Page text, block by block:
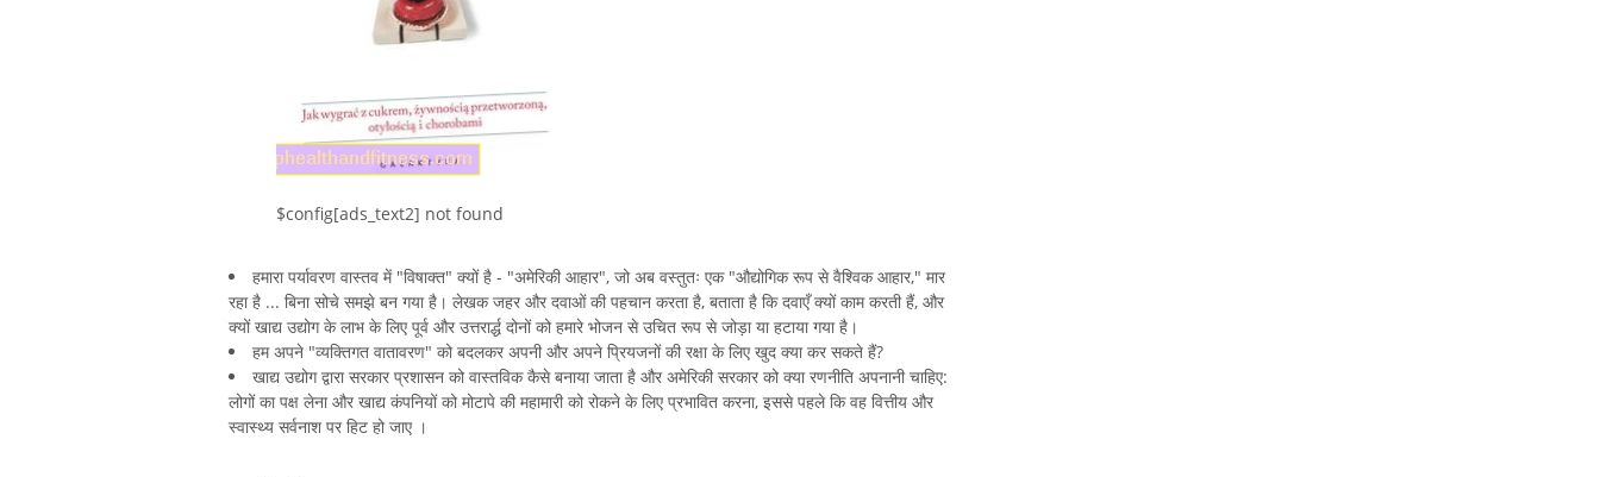
$config[ads_text2] not found
हमारा पर्यावरण वास्तव में "विषाक्त" क्यों है - "अमेरिकी आहार", जो अब वस्तुतः एक "औद्योगिक रूप से वैश्विक आहार," मार
रहा है ... बिना सोचे समझे बन गया है। लेखक जहर और दवाओं की पहचान करता है, बताता है कि दवाएँ क्यों काम करती हैं, और
क्यों खाद्य उद्योग के लाभ के लिए पूर्व और उत्तरार्द्ध दोनों को हमारे भोजन से उचित रूप से जोड़ा या हटाया गया है।
हम अपने "व्यक्तिगत वातावरण" को बदलकर अपनी और अपने प्रियजनों की रक्षा के लिए खुद क्या कर सकते हैं?
खाद्य उद्योग द्वारा सरकार प्रशासन को वास्तविक कैसे बनाया जाता है और अमेरिकी सरकार को क्या रणनीति अपनानी चाहिए:
लोगों का पक्ष लेना और खाद्य कंपनियों को मोटापे की महामारी को रोकने के लिए प्रभावित करना, इससे पहले कि वह वित्तीय और
स्वास्थ्य सर्वनाश पर हिट हो जाए ।